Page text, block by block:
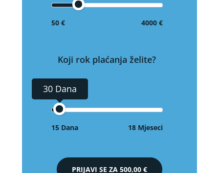
50 € 4000 €
Koji rok plaćanja želite?
30 Dana
15 Dana 18 Mjeseci
PRIJAVI SE ZA 500,00 €